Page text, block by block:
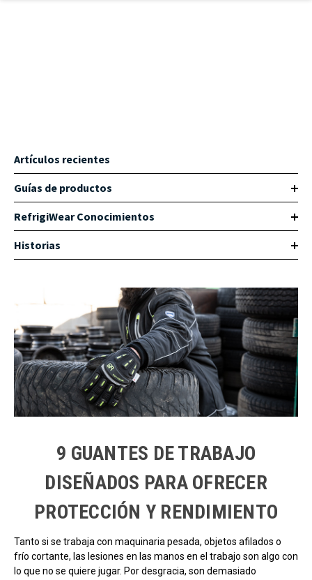
Artículos recientes
Guías de productos
RefrigiWear Conocimientos
Historias
9 GUANTES DE TRABAJO
DISEÑADOS PARA OFRECER
PROTECCIÓN Y RENDIMIENTO
Tanto si se trabaja con maquinaria pesada, objetos afilados o
frío cortante, las lesiones en las manos en el trabajo son algo con
lo que no se quiere jugar. Por desgracia, son demasiado